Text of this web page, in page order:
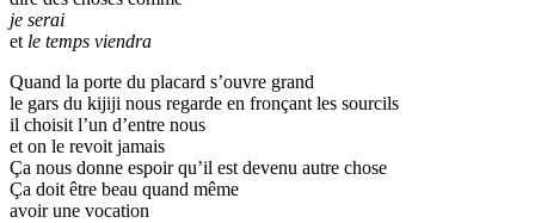
je serai
et le temps viendra
Quand la porte du placard s’ouvre grand
le gars du kijiji nous regarde en fronçant les sourcils
il choisit l’un d’entre nous
et on le revoit jamais
Ça nous donne espoir qu’il est devenu autre chose
Ça doit être beau quand même
avoir une vocation